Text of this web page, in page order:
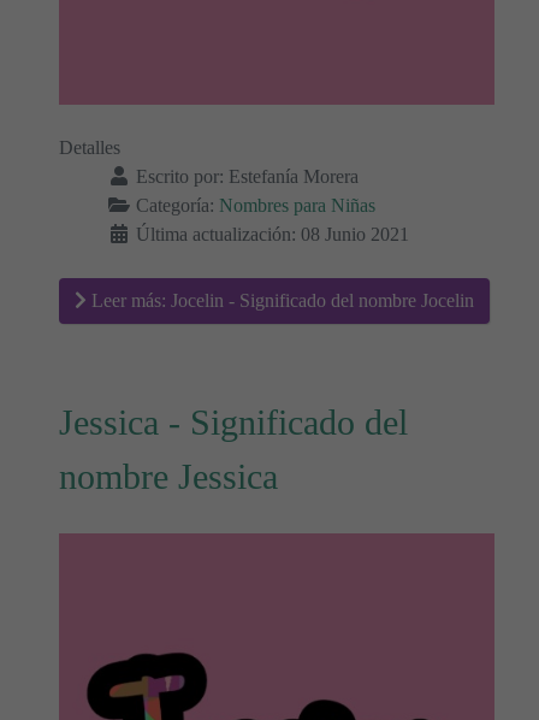
Detalles
Escrito por: Estefanía Morera
Categoría: Nombres para Niñas
Última actualización: 08 Junio 2021
Leer más: Jocelin - Significado del nombre Jocelin
Jessica - Significado del
nombre Jessica